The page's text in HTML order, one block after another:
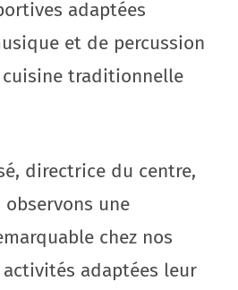
adaptées
et de percussion
traditionnelle
directrice du centre,
observons une
chez nos
activités adaptées leur